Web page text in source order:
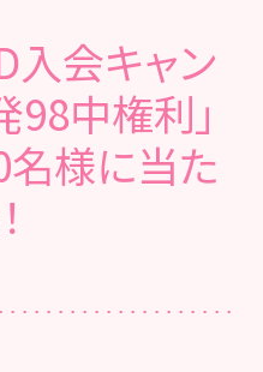
入会キャン
98中権利」
様に当た